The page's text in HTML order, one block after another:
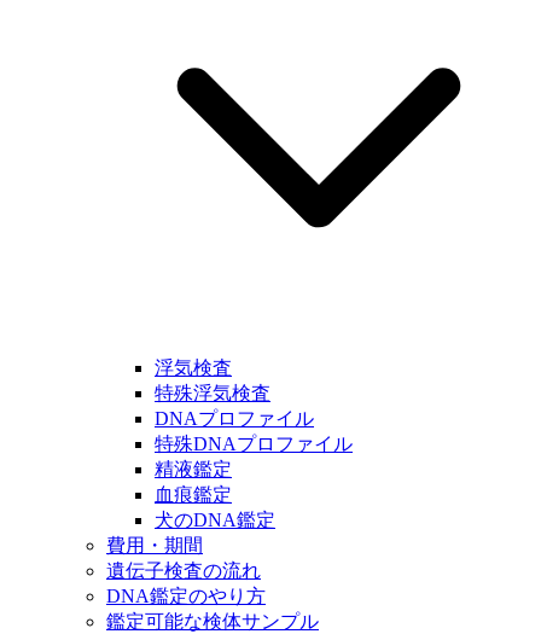
浮気検査
特殊浮気検査
DNAプロファイル
特殊DNAプロファイル
精液鑑定
血痕鑑定
犬のDNA鑑定
費用・期間
遺伝子検査の流れ
DNA鑑定のやり方
鑑定可能な検体サンプル